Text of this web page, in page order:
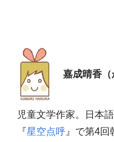
嘉成晴香（
児童文学作家。日本語
『星空点呼』で第4回